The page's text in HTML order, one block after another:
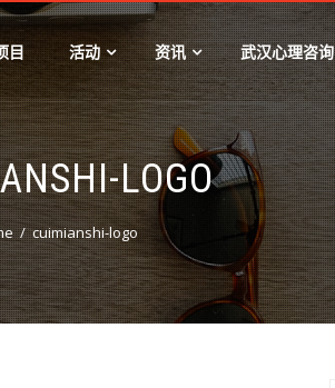
目 活动 资讯 武汉心理咨询
LOGO
cuimianshi-logo